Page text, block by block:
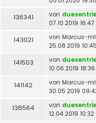
136341 von
07.10.2019 16:47
143021 von Marcus-
25.08.2019 10:45
141503 von
10.06.2019 18:36
141142 von Marcus-
30.05.2019
138564 von
12.04.2019 10:32